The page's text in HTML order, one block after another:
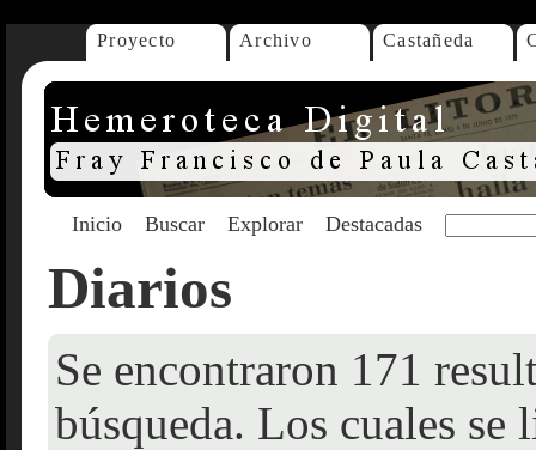
Proyecto Archivo Castañeda
Inicio Buscar Explorar Destacadas
Diarios
Se encontraron 171
búsqueda. Los cuales se